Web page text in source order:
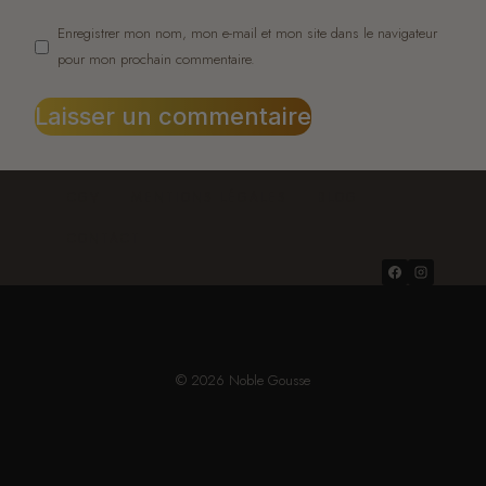
Enregistrer mon nom, mon e-mail et mon site dans le navigateur
pour mon prochain commentaire.
© 2026 Noble Gousse